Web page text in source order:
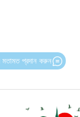
প্রদান করুন